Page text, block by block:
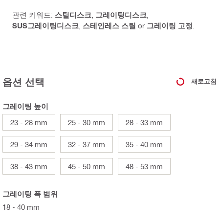
관련 키워드: 스틸디스크 그레이팅디스크
SUS그레이팅디스크 스테인레스 스틸 or 그레이팅 고정
옵션 선택 새로고침
그레이팅 높이
23 - 28 mm
25 - 30 mm 28 - 33 mm
29 - 34 mm 32 - 37 mm 35 - 40 mm
38 - 43 mm 45 - 50 mm 48 - 53 mm
그레이팅 폭 범위
18 - 40 mm